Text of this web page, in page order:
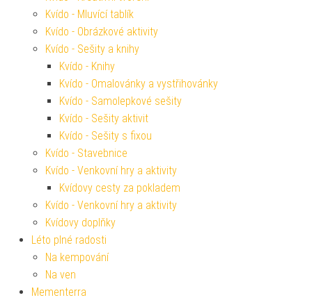
Kvído - Mluvící tablík
Kvído - Obrázkové aktivity
Kvído - Sešity a knihy
Kvído - Knihy
Kvído - Omalovánky a vystřihovánky
Kvído - Samolepkové sešity
Kvído - Sešity aktivit
Kvído - Sešity s fixou
Kvído - Stavebnice
Kvído - Venkovní hry a aktivity
Kvídovy cesty za pokladem
Kvído - Venkovní hry a aktivity
Kvídovy doplňky
Léto plné radosti
Na kempování
Na ven
Mementerra